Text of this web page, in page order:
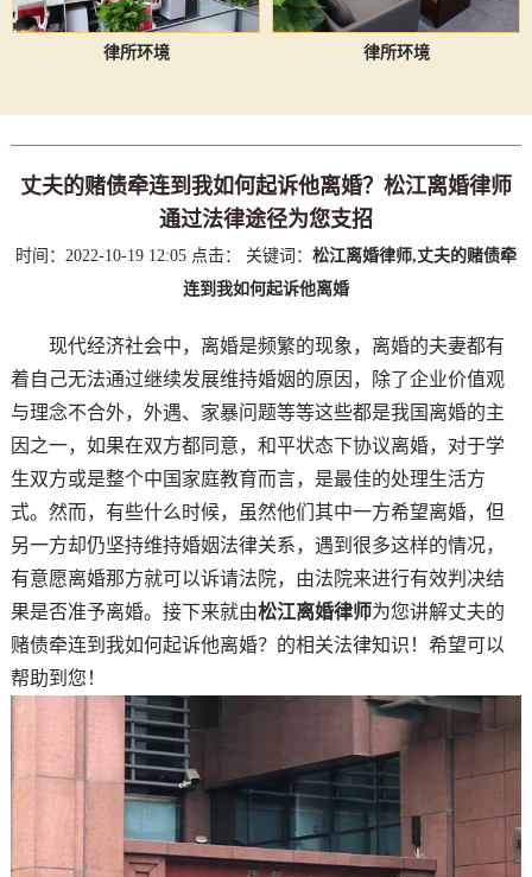
律所环境 律所环境
丈夫的赌债牵连到我如何起诉他离婚？松江离婚律师
通过法律途径为您支招
时间：2022-10-19 12:05 点击： 关键词： 松江离婚律师,丈夫的赌债牵
连到我如何起诉他离婚
现代经济社会中，离婚是频繁的现象，离婚的夫妻都有
着自己无法通过继续发展维持婚姻的原因，除了企业价值观
与理念不合外，外遇、家暴问题等等这些都是我国离婚的主
因之一，如果在双方都同意，和平状态下协议离婚，对于学
生双方或是整个中国家庭教育而言，是最佳的处理生活方
式。然而，有些什么时候，虽然他们其中一方希望离婚，但
另一方却仍坚持维持婚姻法律关系，遇到很多这样的情况，
有意愿离婚那方就可以诉请法院，由法院来进行有效判决结
果是否准予离婚。接下来就由松江离婚律师为您讲解丈夫的
赌债牵连到我如何起诉他离婚？的相关法律知识！希望可以
帮助到您！